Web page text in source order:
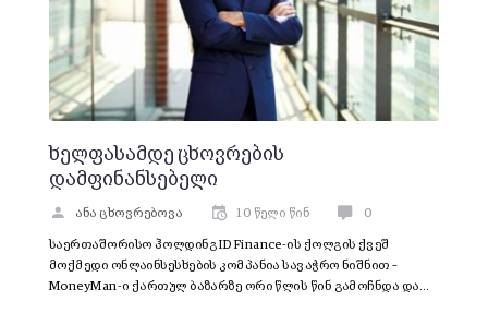
ხელფასამდე ცხოვრების
დამფინანსებელი
ანა ცხოვრებოვა 10 წელი წინ 0
საერთაშორისო ჰოლდინგ ID Finance-ის ქოლგის ქვეშ
მოქმედი ონლაინსესხების კომპანია სავაჭრო ნიშნით –
MoneyMan-ი ქართულ ბაზარზე ორი წლის წინ გამოჩნდა და…